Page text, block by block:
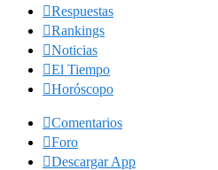
Respuestas
Rankings
Noticias
El Tiempo
Horóscopo
Comentarios
Foro
Descargar App